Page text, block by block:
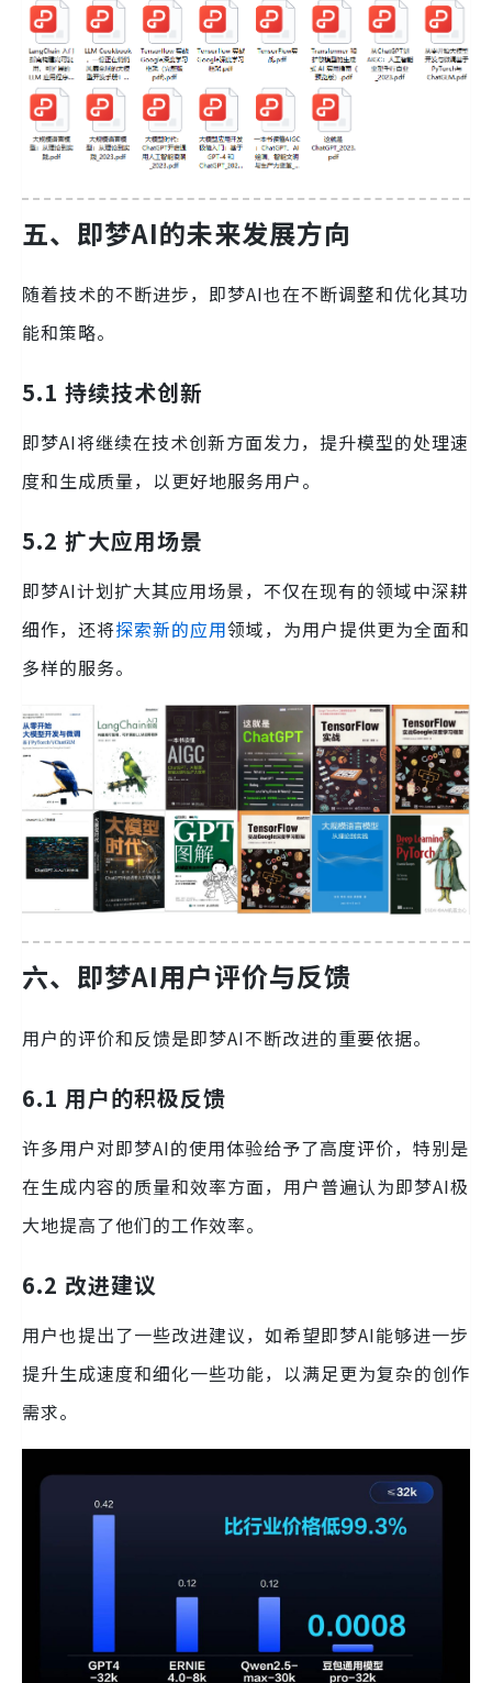
五、即梦AI的未来发展方向
随着技术的不断进步，即梦AI也在不断调整和优化其功
能和策略。
5.1 持续技术创新
即梦AI将继续在技术创新方面发力，提升模型的处理速
度和生成质量，以更好地服务用户。
5.2 扩大应用场景
即梦AI计划扩大其应用场景，不仅在现有的领域中深耕
细作，还将探索新的应用领域，为用户提供更为全面和
多样的服务。
六、即梦AI用户评价与反馈
用户的评价和反馈是即梦AI不断改进的重要依据。
6.1 用户的积极反馈
许多用户对即梦AI的使用体验给予了高度评价，特别是
在生成内容的质量和效率方面，用户普遍认为即梦AI极
大地提高了他们的工作效率。
6.2 改进建议
用户也提出了一些改进建议，如希望即梦AI能够进一步
提升生成速度和细化一些功能，以满足更为复杂的创作
需求。